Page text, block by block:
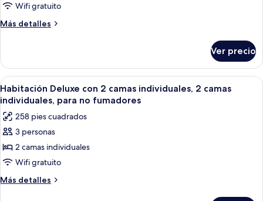
Wifi gratuito
Más detalles
Más
familiar
Ver precio
Abrir
todas
las
fotos
de
Habitación
Deluxe
con
Una habitación de hotel con dos
21
Habitación Deluxe con 2 camas individuales, 2 camas
individuales, para no fumadores
258 pies cuadrados
3 personas
2 camas individuales
Wifi gratuito
Más detalles
Más